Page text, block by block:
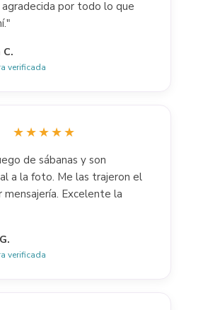
por todo lo que
C.
verificada
★★★★★
de sábanas y son
a la foto. Me las trajeron el
mensajería. Excelente la
verificada